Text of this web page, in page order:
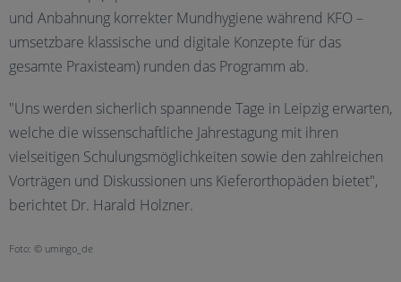
und Anbahnung korrekter Mundhygiene während KFO –
umsetzbare klassische und digitale Konzepte für das
gesamte Praxisteam) runden das Programm ab.
"Uns werden sicherlich spannende Tage in Leipzig erwarten,
welche die wissenschaftliche Jahrestagung mit ihren
vielseitigen Schulungsmöglichkeiten sowie den zahlreichen
Vorträgen und Diskussionen uns Kieferorthopäden bietet",
berichtet Dr. Harald Holzner.
Foto: © umingo_de